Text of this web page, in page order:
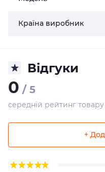
Країна виробник
Відгуки
0 / 5
середній рейтинг товару
+